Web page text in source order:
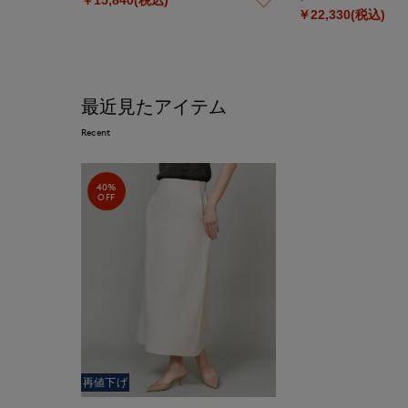
￥22,330(税込)
最近見たアイテム
Recent
40%
OFF
再値下げ